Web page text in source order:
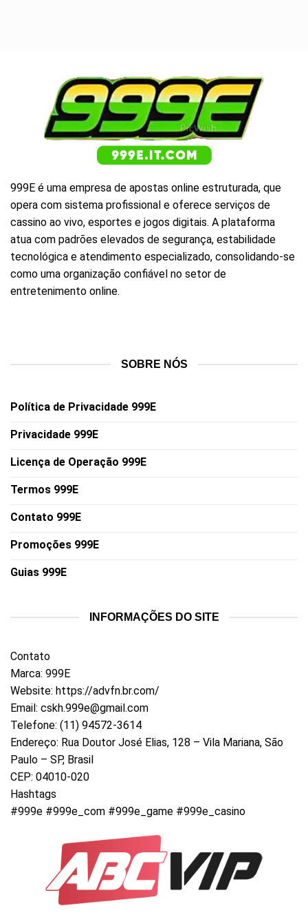
999E é uma empresa de apostas online estruturada, que
opera com sistema profissional e oferece serviços de
cassino ao vivo, esportes e jogos digitais. A plataforma
atua com padrões elevados de segurança, estabilidade
tecnológica e atendimento especializado, consolidando-se
como uma organização confiável no setor de
entretenimento online.
SOBRE NÓS
Política de Privacidade 999E
Privacidade 999E
Licença de Operação 999E
Termos 999E
Contato 999E
Promoções 999E
Guias 999E
INFORMAÇÕES DO SITE
Contato
Marca: 999E
Website: https://advfn.br.com/
Email: cskh.999e@gmail.com
Telefone: (11) 94572-3614
Endereço: Rua Doutor José Elias, 128 – Vila Mariana, São
Paulo – SP, Brasil
CEP: 04010-020
Hashtags
#999e #999e_com #999e_game #999e_casino